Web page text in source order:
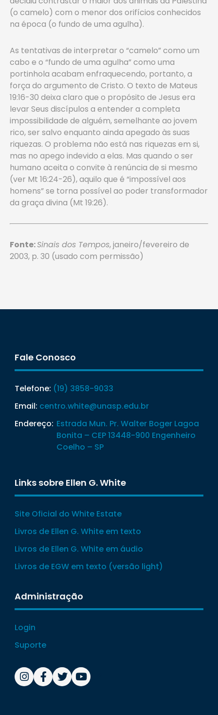
(o camelo) com o menor dos orifícios conhecidos
na época (o fundo de uma agulha).
As tentativas de interpretar o “camelo” como um
cabo e o “fundo de uma agulha” como uma
portinhola acabam enfraquecendo, portanto, a
força do argumento de Cristo. O texto de Mateus
19:16-30 deixa claro que o propósito de Jesus era
levar Seus discípulos a entender a completa
impossibilidade de alguém, semelhante ao jovem
rico, ser salvo enquanto ainda apegado às suas
riquezas. O problema não está nas riquezas em si,
mas no apego indevido a elas. Mas quando o ser
humano aceita o convite à renúncia de si mesmo
(ver Mt 16:24-26), aquilo que é “impossível aos
homens” se torna possível ao poder transformador
da graça divina (Mt 19:26).
Fonte:Sinais dos Tempos, janeiro/fevereiro de
2003, p. 30 (usado com permissão)
Fale Conosco
Telefone: (19) 3858-9033
Email: centro.white@unasp.edu.br
Endereço: Estrada Mun. Pr. Walter Boger Lagoa
Bonita – CEP 13448-900 Engenheiro
Coelho – SP
Links sobre Ellen G. White
Site Oficial do White Estate
Livros de Ellen G. White em texto
Livros de Ellen G. White em áudio
Livros de EGW em texto (versão light)
Administração
Login
Suporte